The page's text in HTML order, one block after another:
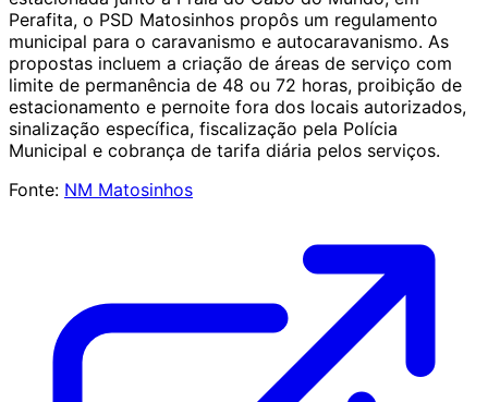
Perafita, o PSD Matosinhos propôs um regulamento
municipal para o caravanismo e autocaravanismo. As
propostas incluem a criação de áreas de serviço com
limite de permanência de 48 ou 72 horas, proibição de
estacionamento e pernoite fora dos locais autorizados,
sinalização específica, fiscalização pela Polícia
Municipal e cobrança de tarifa diária pelos serviços.
Fonte: NM Matosinhos